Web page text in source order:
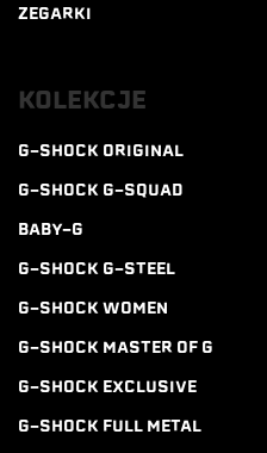
ZEGARKI
KOLEKCJE
G-SHOCK ORIGINAL
G-SHOCK G-SQUAD
BABY-G
G-SHOCK G-STEEL
G-SHOCK WOMEN
G-SHOCK MASTER OF G
G-SHOCK EXCLUSIVE
G-SHOCK FULL METAL